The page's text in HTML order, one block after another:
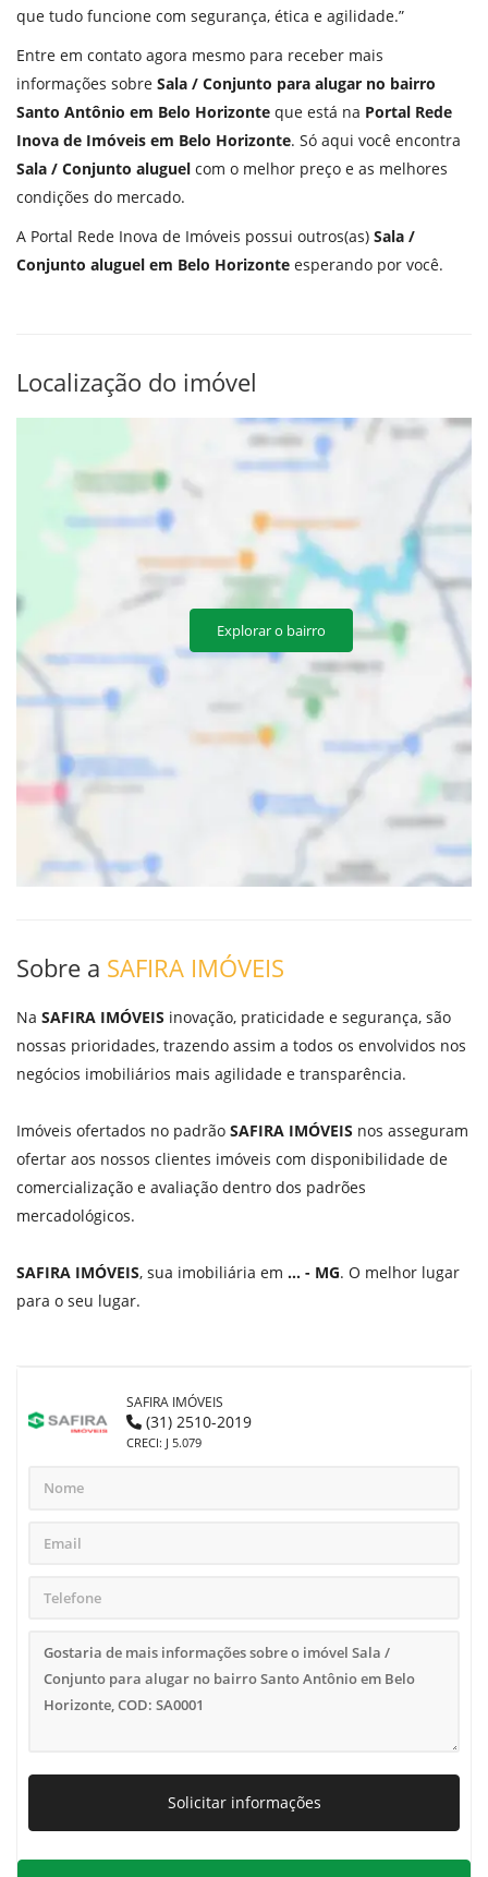
que tudo funcione com segurança, ética e agilidade.”
Entre em contato agora mesmo para receber mais
informações sobre Sala / Conjunto para alugar no bairro
Santo Antônio em Belo Horizonte que está na Portal Rede
Inova de Imóveis em Belo Horizonte. Só aqui você encontra
Sala / Conjunto aluguel com o melhor preço e as melhores
condições do mercado.
A Portal Rede Inova de Imóveis possui outros(as) Sala /
Conjunto aluguel em Belo Horizonte esperando por você.
Localização do imóvel
Explorar o bairro
Sobre a SAFIRA IMÓVEIS
Na SAFIRA IMÓVEIS inovação, praticidade e segurança, são
nossas prioridades, trazendo assim a todos os envolvidos nos
negócios imobiliários mais agilidade e transparência.
Imóveis ofertados no padrão SAFIRA IMÓVEIS nos asseguram
ofertar aos nossos clientes imóveis com disponibilidade de
comercialização e avaliação dentro dos padrões
mercadológicos.
SAFIRA IMÓVEIS, sua imobiliária em ... - MG. O melhor lugar
para o seu lugar.
SAFIRA IMÓVEIS
(31) 2510-2019
CRECI: J 5.079
Solicitar informações